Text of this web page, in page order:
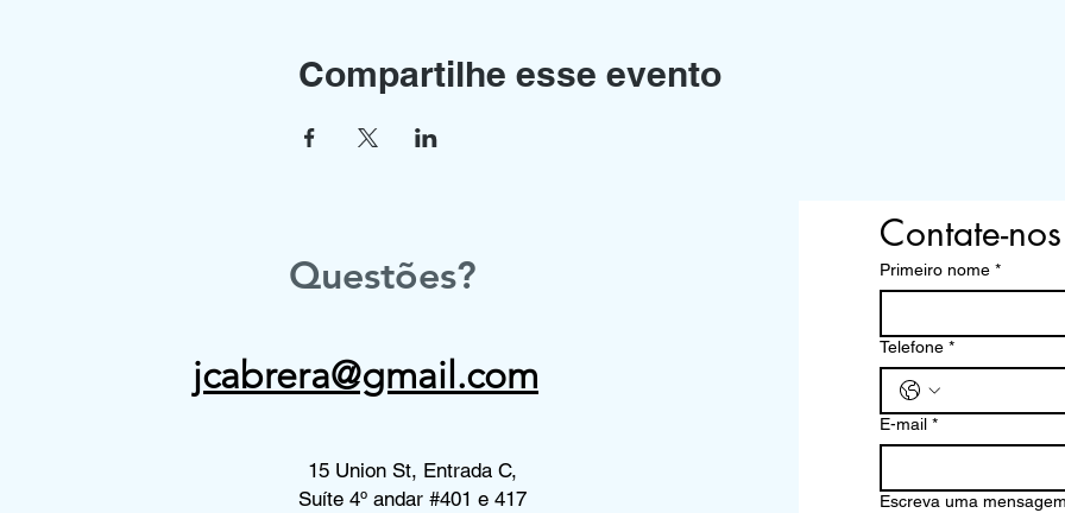
Compartilhe esse evento
Questões?
jcabrera@gmail.com
15 Union St, Entrada C,
Suíte 4º andar #401 e 417
Contate-nos
Primeiro nome *
Telefone *
E-mail *
Escreva uma